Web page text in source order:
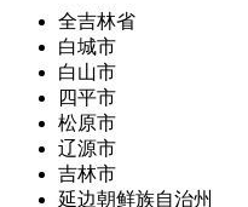
全吉林省
白城市
白山市
四平市
松原市
辽源市
吉林市
延边朝鲜族自治州